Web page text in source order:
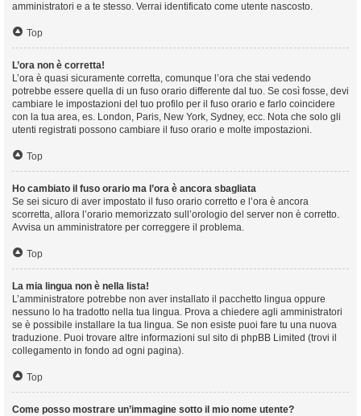
amministratori e a te stesso. Verrai identificato come utente nascosto.
Top
L’ora non è corretta!
L’ora è quasi sicuramente corretta, comunque l’ora che stai vedendo
potrebbe essere quella di un fuso orario differente dal tuo. Se così fosse, devi
cambiare le impostazioni del tuo profilo per il fuso orario e farlo coincidere
con la tua area, es. London, Paris, New York, Sydney, ecc. Nota che solo gli
utenti registrati possono cambiare il fuso orario e molte impostazioni.
Top
Ho cambiato il fuso orario ma l’ora è ancora sbagliata
Se sei sicuro di aver impostato il fuso orario corretto e l’ora è ancora
scorretta, allora l’orario memorizzato sull’orologio del server non è corretto.
Avvisa un amministratore per correggere il problema.
Top
La mia lingua non è nella lista!
L’amministratore potrebbe non aver installato il pacchetto lingua oppure
nessuno lo ha tradotto nella tua lingua. Prova a chiedere agli amministratori
se è possibile installare la tua lingua. Se non esiste puoi fare tu una nuova
traduzione. Puoi trovare altre informazioni sul sito di phpBB Limited (trovi il
collegamento in fondo ad ogni pagina).
Top
Come posso mostrare un’immagine sotto il mio nome utente?